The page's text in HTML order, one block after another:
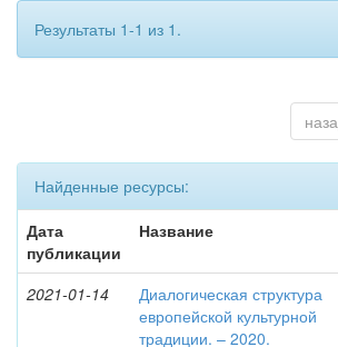
Результаты 1-1 из 1.
Найденные ресурсы:
Дата
публикации
Название
2021-01-14
Диалогическая структура
европейской культурной
традиции. – 2020.